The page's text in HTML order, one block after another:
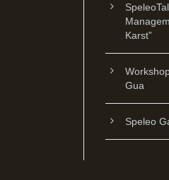
Karst”
Gua
Speleo